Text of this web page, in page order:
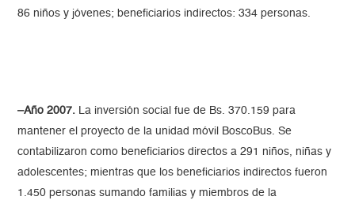
86 niños y jóvenes; beneficiarios indirectos: 334 personas.
–Año 2007. La inversión social fue de Bs. 370.159 para
mantener el proyecto de la unidad móvil BoscoBus. Se
contabilizaron como beneficiarios directos a 291 niños, niñas y
adolescentes; mientras que los beneficiarios indirectos fueron
1.450 personas sumando familias y miembros de la